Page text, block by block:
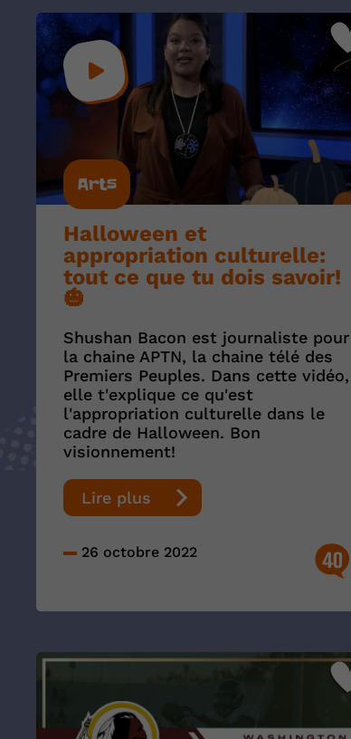
Arts
Halloween et
appropriation culturelle:
tout ce que tu dois savoir!
🎃
Shushan Bacon est journaliste pour
la chaine APTN, la chaine télé des
Premiers Peuples. Dans cette vidéo,
elle t'explique ce qu'est
l'appropriation culturelle dans le
cadre de Halloween. Bon
visionnement!
Lire plus
26 octobre 2022 40